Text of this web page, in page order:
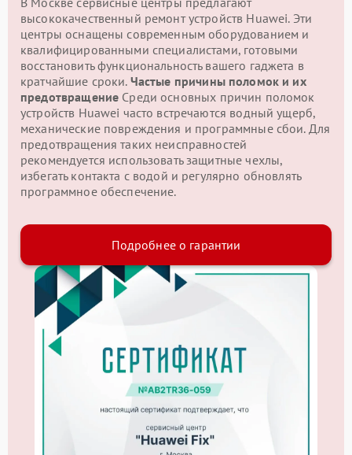
высококачественный ремонт устройств Huawei. Эти
центры оснащены современным оборудованием и
квалифицированными специалистами, готовыми
восстановить функциональность вашего гаджета в
кратчайшие сроки. Частые причины поломок и их
предотвращение Среди основных причин поломок
устройств Huawei часто встречаются водный ущерб,
механические повреждения и программные сбои. Для
предотвращения таких неисправностей
рекомендуется использовать защитные чехлы,
избегать контакта с водой и регулярно обновлять
программное обеспечение.
Подробнее о гарантии